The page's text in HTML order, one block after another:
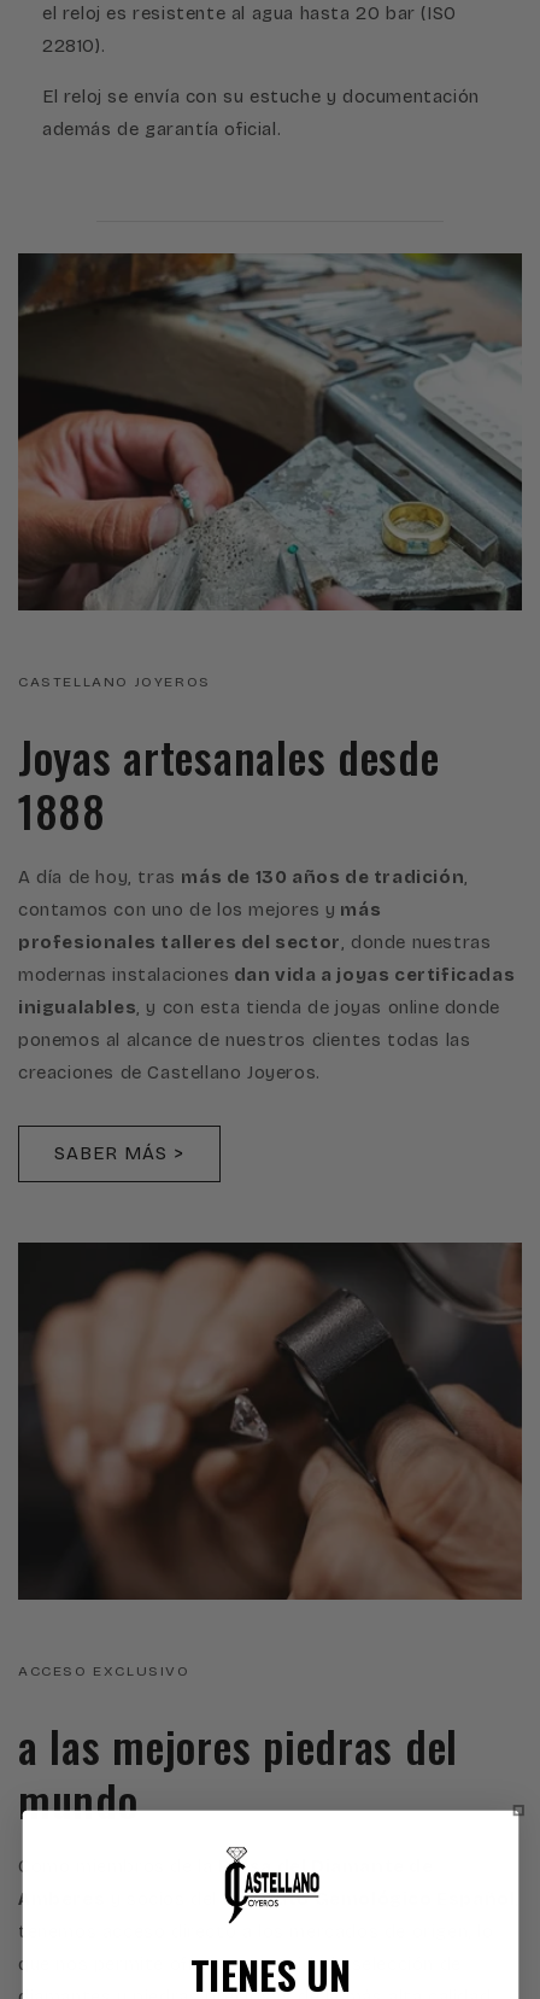
el reloj es resistente al agua hasta 20 bar (ISO
22810).
El reloj se envía con su estuche y documentación
además de garantía oficial.
CASTELLANO JOYEROS
Joyas artesanales desde
1888
A día de hoy, tras más de 130 años de tradición,
contamos con uno de los mejores y más
profesionales talleres del sector, donde nuestras
modernas instalaciones dan vida a joyas certificadas
inigualables, y con esta tienda de joyas online donde
ponemos al alcance de nuestros clientes todas las
creaciones de Castellano Joyeros.
SABER MÁS >
ACCESO EXCLUSIVO
a las mejores piedras del
mundo
Como miembros de la
Bolsa del Diamante de
Amberes
Instituto Gemológico Español
tenemos acceso directo a los mercados de origen, lo
que nos permite ofrecer una cuidada selección de
TIENES UN